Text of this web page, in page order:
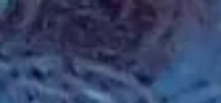
Se rendre au contenu